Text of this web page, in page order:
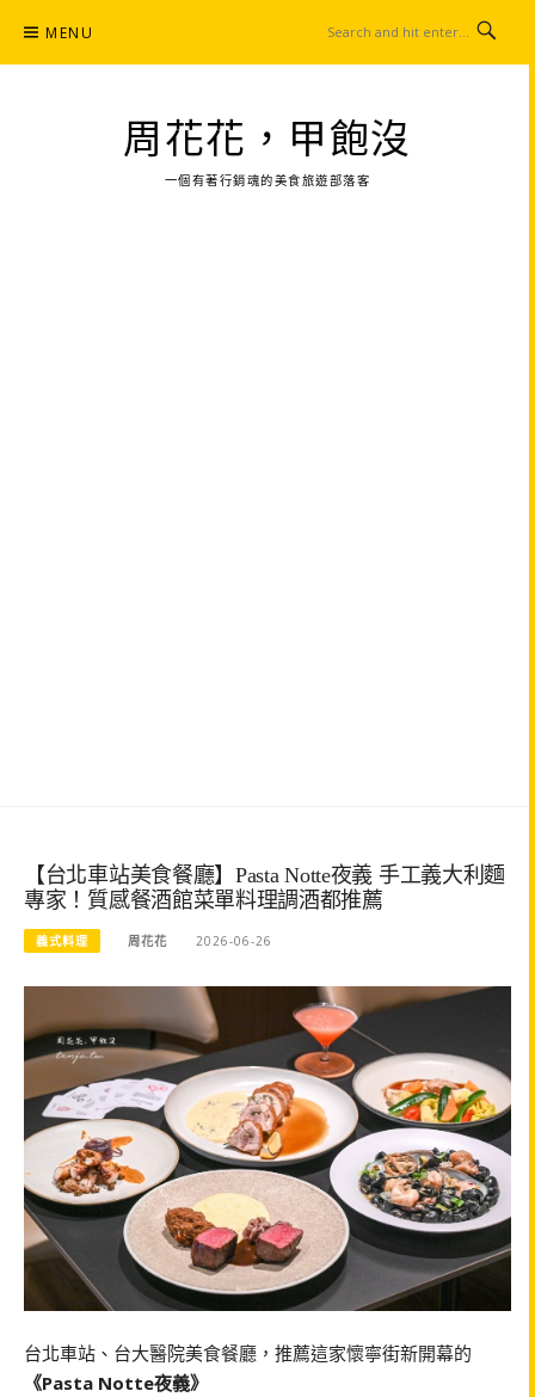
content
MENU
周花花，甲飽沒
一個有著行銷魂的美食旅遊部落客
【台北車站美食餐廳】Pasta Notte夜義 手工義大利麵
專家！質感餐酒館菜單料理調酒都推薦
義式料理 周花花 2026-06-26
台北車站、台大醫院美食餐廳，推薦這家懷寧街新開幕的
《Pasta Notte夜義》